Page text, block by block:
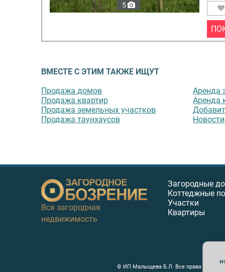
5
ВМЕСТЕ С ЭТИМ ТАКЖЕ ИЩУТ
Продажа домов
Продажа квартир
Продажа земельных участков
Продажа таунхаусов
Аренда
Аренда
Новости
Вся загородная
недвижимость
Загородные
Коттеджные
Участки
Квартиры
© ИП Малыщева Б.Л. Все права